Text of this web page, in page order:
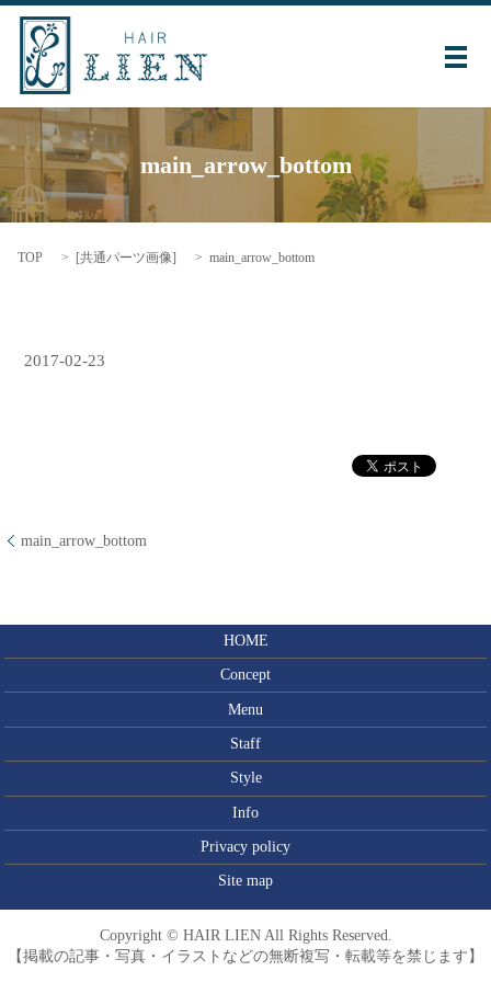
メ
main_arrow_bottom
TOP [共通パーツ画像] main_arrow_bottom
2017-02-23
main_arrow_bottom
HOME
Concept
Menu
Staff
Style
Info
Privacy policy
Site map
Copyright © HAIR LIEN All Rights Reserved.
【掲載の記事・写真・イラストなどの無断複写・転載等を禁じます】